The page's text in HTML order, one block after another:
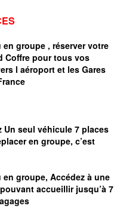
en groupe , réserver votre
Coffre pour tous vos
l aéroport et les Gares
Un seul véhicule 7 places
en groupe, c’est
groupe, Accédez à une
accueillir jusqu’à 7